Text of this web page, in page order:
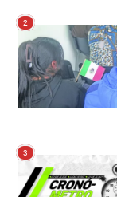
2
3